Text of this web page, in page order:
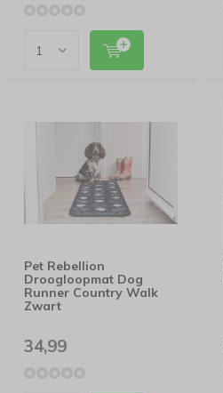
Pet Rebellion
Droogloopmat Dog
Runner Country Walk
Zwart
34,99